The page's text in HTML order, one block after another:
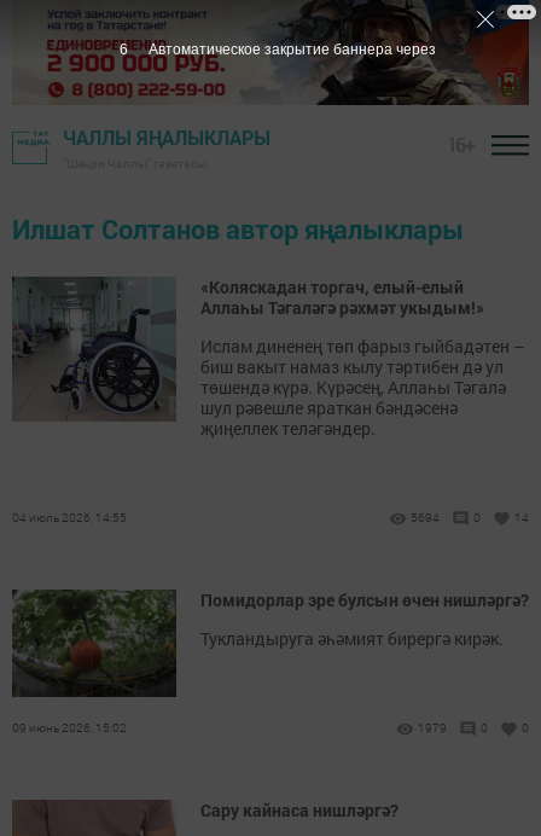
ЧАЛЛЫ ЯҢАЛЫКЛАРЫ
Илшат Солтанов автор яңалыклары
«Коляскадан торгач, елый-елый
Аллаһы Тәгаләгә рәхмәт укыдым!»
Ислам диненең төп фарыз гыйбадәтен –
биш вакыт намаз кылу тәртибен дә ул
төшендә күрә. Күрәсең, Аллаһы Тәгалә
шул рәвешле яраткан бәндәсенә
җиңеллек теләгәндер.
04 июль 2026, 14:55 5694 0 14
Помидорлар эре булсын өчен нишләргә?
Тукландыруга әһәмият бирергә кирәк.
09 июнь 2026, 15:02 1979 0 0
Сару кайнаса нишләргә?
5 Автоматическое закрытие баннера через